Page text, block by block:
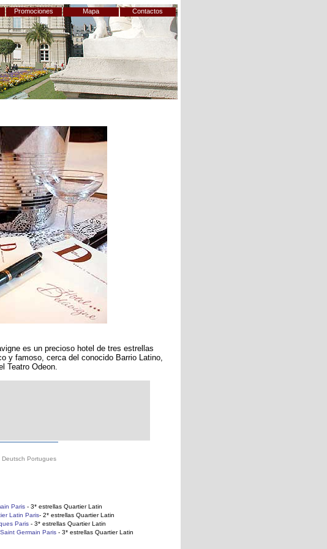
Promociones Mapa Contactos
es un precioso hotel de tres estrellas
y famoso, cerca del conocido Barrio Latino,
Teatro Odeon.
Portugues
Deutsch
Paris- 3* estrellas Quartier Latin
Latin Paris- 2* estrellas Quartier Latin
Paris- 3* estrellas Quartier Latin
Germain Paris- 3* estrellas Quartier Latin